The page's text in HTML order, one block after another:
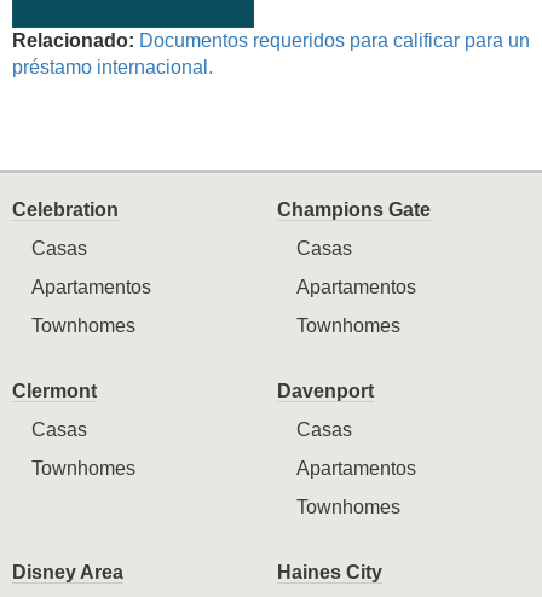
Relacionado: Documentos requeridos para calificar para un
préstamo internacional.
Celebration
Casas
Apartamentos
Townhomes
Champions Gate
Casas
Apartamentos
Townhomes
Clermont
Casas
Townhomes
Davenport
Casas
Apartamentos
Townhomes
Disney Area
Haines City